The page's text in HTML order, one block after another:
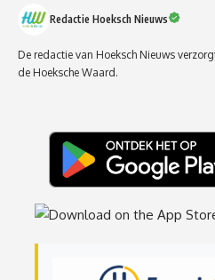
Redactie Hoeksch Nieuws
De redactie van Hoeksch Nieuws
de Hoeksche Waard.